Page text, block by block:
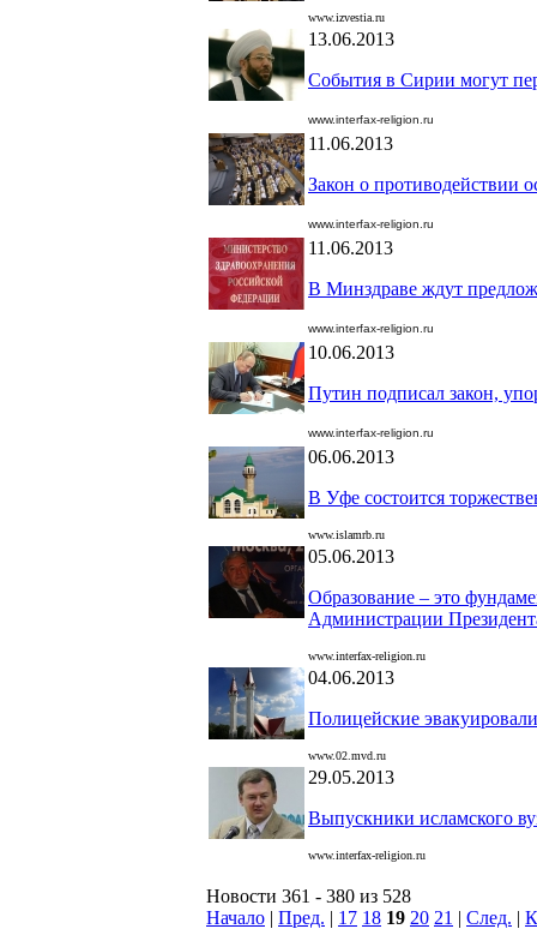
www.izvestia.ru
13.06.2013
События в Сирии могут
www.interfax-religion.ru
11.06.2013
Закон о противодействии
www.interfax-religion.ru
11.06.2013
В Минздраве ждут
www.interfax-religion.ru
10.06.2013
Путин подписал закон,
www.interfax-religion.ru
06.06.2013
В Уфе состоится
www.islamrb.ru
05.06.2013
Образование – это
Администрации
www.interfax-religion.ru
04.06.2013
Полицейские
www.02.mvd.ru
29.05.2013
Выпускники исламского
www.interfax-religion.ru
Новости 361 - 380 из 528
Начало | Пред. | 17 18 19 20 21 | След. |